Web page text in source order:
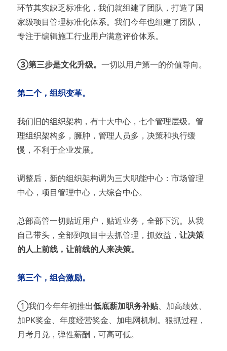
环节其实缺乏标准化，我们就组建了团队，打造了国
家级项目管理标准化体系。我们今年也组建了团队，
专注于编辑施工行业用户满意评价体系。
③第三步是文化升级。 一切以用户第一的价值导向。
第二个，组织变革。
我们旧的组织架构，有十大中心，七个管理层级。管
理组织架构多，臃肿，管理人员多，决策和执行缓
慢，不利于企业发展。
调整后，新的组织架构调为三大职能中心：市场管理
中心，项目管理中心，大综合中心。
总部高管一切贴近用户，贴近业务，全部下沉。从我
自己带头，全部到项目中去抓管理，抓效益， 让决策
的人上前线，让前线的人来决策。
第三个，组合激励。
①我们今年年初推出低底薪加职务补贴、加高绩效、
加PK奖金、年度经营奖金、加电网机制。狠抓过程，
月考月兑，弹性薪酬，可高可低。